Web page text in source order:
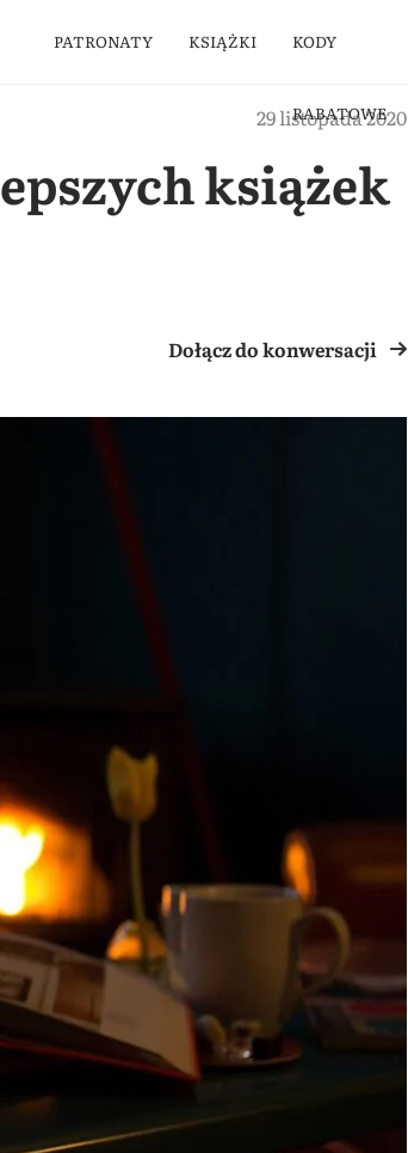
PATRONATY KSIĄŻKI KODY
RABATOWE
29 listopada 2020
książek
Dołącz do konwersacji